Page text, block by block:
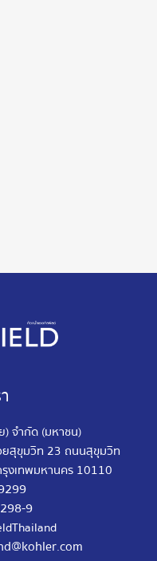
) จำกัด (มหาชน)
สุขุมวิท 23 ถนนสุขุมวิท
งเทพมหานคร 10110
9